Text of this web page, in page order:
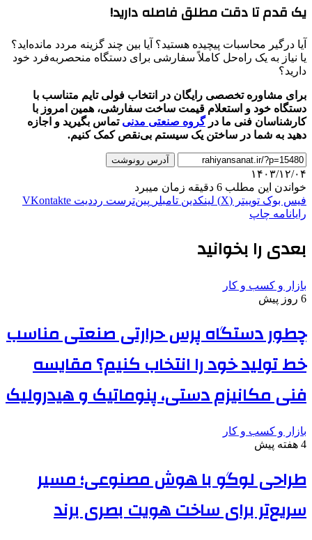
یک قدم تا دقت مطلق فاصله دارید!
آیا درگیر محاسبات پیچیده هستید؟ آیا بین چند گزینه مردد مانده‌اید؟
یا نیاز به یک راه‌حل کاملاً سفارشی برای دستگاه منحصربه‌فرد خود
دارید؟
برای مشاوره تخصصی رایگان در انتخاب فولی تایم متناسب با
دستگاه خود و استعلام قیمت ساخت سفارشی، همین امروز با
کارشناسان فنی ما درگروه صنعتی مدنی تماس بگیرید و اجازه
دهید به شما در ساختن یک سیستم بی‌نقص کمک کنیم.
آدرس رونوشت
۱۴۰۳/۱۲/۰۴
خواندن این مطلب 6 دقیقه زمان میبرد
فیس بوک توییتر (X) لینکدین ‫تامبلر ‫پین‌ترست ‫رددیت ‫VKontakte
رایانامه چاپ
بعدی را بخوانید
بازار و کسب و کار
6 روز پیش
چطور دستگاه پرس حرارتی صنعتی مناسب
خط تولید خود را انتخاب کنیم؟ مقایسه
فنی مکانیزم دستی، پنوماتیک و هیدرولیک
بازار و کسب و کار
4 هفته پیش
طراحی لوگو با هوش مصنوعی؛ مسیر
سریع‌تر برای ساخت هویت بصری برند